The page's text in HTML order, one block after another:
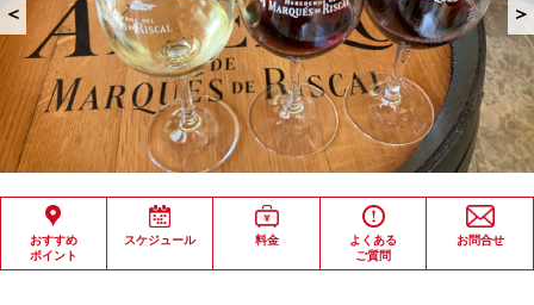
＜ ＞
おすすめ
ポイント
スケジュール 料金
よくある
ご質問
お問合せ